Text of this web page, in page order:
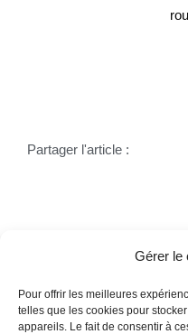
Gérer le
Pour offrir les meilleures
telles que les cookies pour
appareils. Le fait de consentir à
Partager l'article :